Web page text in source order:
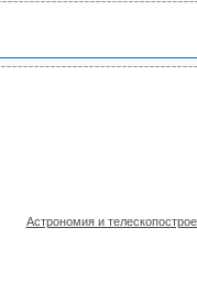
Астрономия и